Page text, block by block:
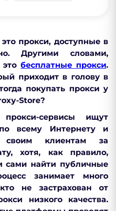
прокси, доступные в
Другими словами,
этобесплатные прокси.
приходит в голову в
покупать прокси у
Store?
сервисы ищут
всему Интернету и
своим клиентам за
хотя, как правило,
сами найти публичные
занимает много
не застрахован от
низкого качества.